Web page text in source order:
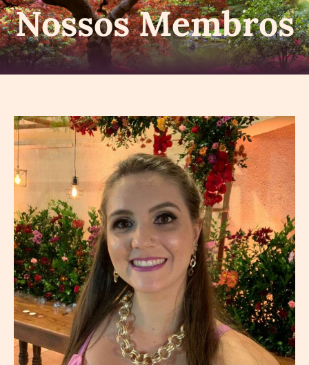
Nossos Membros